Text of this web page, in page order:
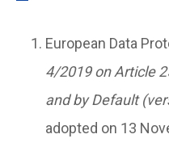
European Data
4/2019 on Article
and by Default
adopted on 13